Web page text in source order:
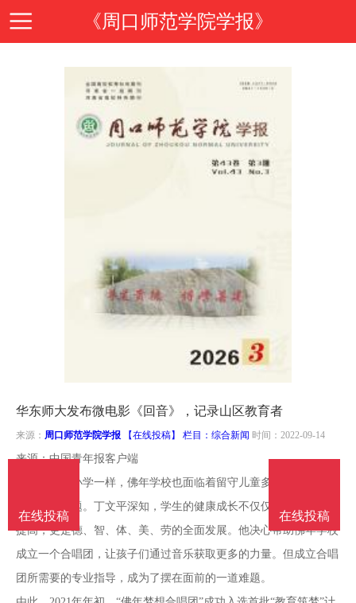
《周口师范学院学报》
稿
投
们
华东师大发布微电影《回音》，记录山区教育者
来源： 周口师范学院学报 【在线投稿】 栏目： 综合新闻 时间：2022-09-14
来源：中国青年报客户端
与许多乡村小学一样，佛年学校也面临着留守儿童多、学生课外活
动单一等问题。丁文平深知，学生的健康成长不仅仅是学习成绩的
提高，更是德、智、体、美、劳的全面发展。他决心帮助佛年学校
成立一个合唱团，让孩子们通过音乐获取更多的力量。但成立合唱
团所需要的专业指导，成为了摆在面前的一道难题。
在线投稿
在线投稿